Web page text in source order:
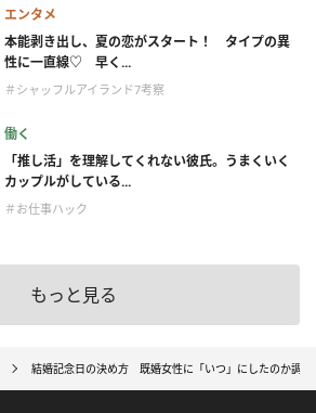
エンタメ
本能剥き出し、夏の恋がスタート！ タイプの異
性に一直線♡ 早く...
＃シャッフルアイランド7考察
働く
「推し活」を理解してくれない彼氏。うまくいく
カップルがしている...
＃お仕事ハック
もっと見る
結婚記念日の決め方 既婚女性に「いつ」にしたのか調査